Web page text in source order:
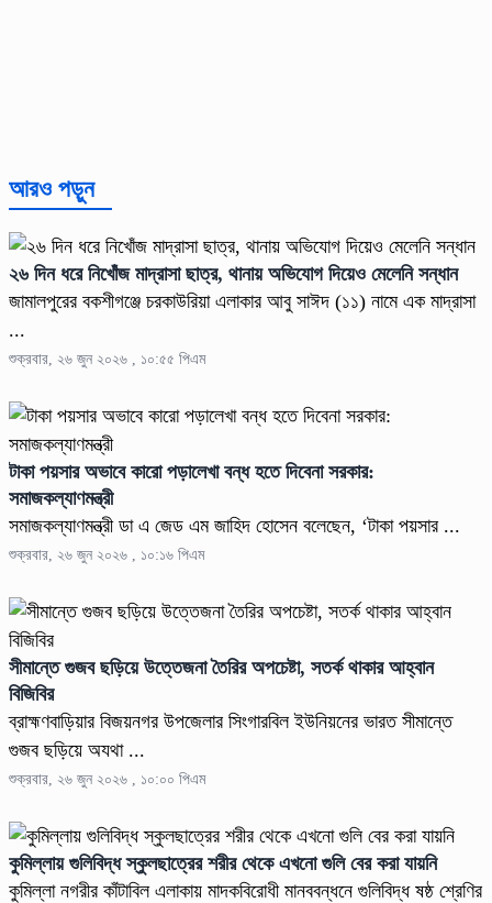
আরও পড়ুন
২৬ দিন ধরে নিখোঁজ মাদ্রাসা ছাত্র, থানায় অভিযোগ দিয়েও মেলেনি সন্ধান
জামালপুরের বকশীগঞ্জে চরকাউরিয়া এলাকার আবু সাঈদ (১১) নামে এক মাদ্রাসা
...
শুক্রবার, ২৬ জুন ২০২৬ , ১০:৫৫ পিএম
টাকা পয়সার অভাবে কারো পড়ালেখা বন্ধ হতে দিবেনা সরকার:
সমাজকল্যাণমন্ত্রী
সমাজকল্যাণমন্ত্রী ডা এ জেড এম জাহিদ হোসেন বলেছেন, ‘টাকা পয়সার ...
শুক্রবার, ২৬ জুন ২০২৬ , ১০:১৬ পিএম
সীমান্তে গুজব ছড়িয়ে উত্তেজনা তৈরির অপচেষ্টা, সতর্ক থাকার আহ্বান
বিজিবির
ব্রাহ্মণবাড়িয়ার বিজয়নগর উপজেলার সিংগারবিল ইউনিয়নের ভারত সীমান্তে
গুজব ছড়িয়ে অযথা ...
শুক্রবার, ২৬ জুন ২০২৬ , ১০:০০ পিএম
কুমিল্লায় গুলিবিদ্ধ স্কুলছাত্রের শরীর থেকে এখনো গুলি বের করা যায়নি
কুমিল্লা নগরীর কাঁটাবিল এলাকায় মাদকবিরোধী মানববন্ধনে গুলিবিদ্ধ ষষ্ঠ শ্রেণির